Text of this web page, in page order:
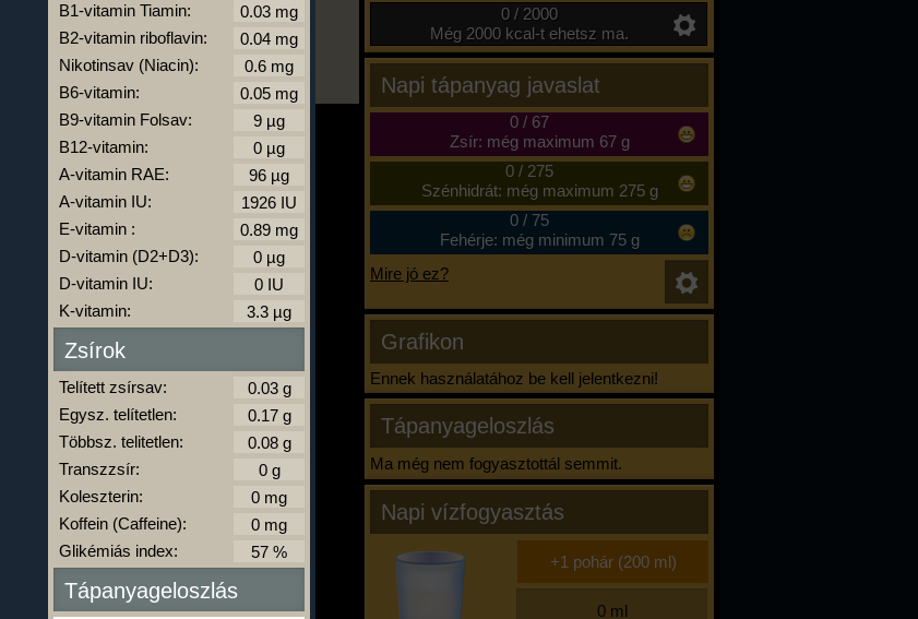
0 / 2000
Még 2000 kcal-t ehetsz ma.
Napi tápanyag javaslat
0/ 67
Zsír: még maximum 67 g
0/ 275
Szénhidrát: még maximum 275 g
0/ 75
Fehérje: még minimum 75 g
Mire jó ez?
Grafikon
Ennek használatához be kell jelentkezni!
Tápanyageloszlás
Ma még nem fogyasztottál semmit.
Napi vízfogyasztás
B1-vitamin Tiamin:
B2-vitamin riboflavin:
Nikotinsav (Niacin):
B6-vitamin:
B9-vitamin Folsav:
B12-vitamin:
A-vitamin RAE:
A-vitamin IU:
E-vitamin :
D-vitamin (D2+D3):
D-vitamin IU:
K-vitamin:
Zsírok
Telített zsírsav:
Egysz. telítetlen:
Többsz. telitetlen:
Transzzsír:
Koleszterin:
Koffein (Caffeine):
Glikémiás index:
Tápanyageloszlás